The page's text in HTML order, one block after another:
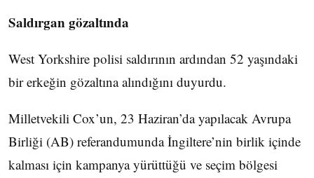
Saldırgan gözaltında
West Yorkshire polisi saldırının ardından 52 yaşındaki
bir erkeğin gözaltına alındığını duyurdu.
Milletvekili Cox’un, 23 Haziran’da yapılacak Avrupa
Birliği (AB) referandumunda İngiltere’nin birlik içinde
kalması için kampanya yürüttüğü ve seçim bölgesi